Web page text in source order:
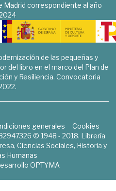
Madrid correspondiente al año
de las pequeñas y
del libro en el marco del Plan de
y Resiliencia. Convocatoria
generales
Cookies
© 1948 - 2018. Librería
Ciencias Sociales, Historia y
Humanas
OPTYMA